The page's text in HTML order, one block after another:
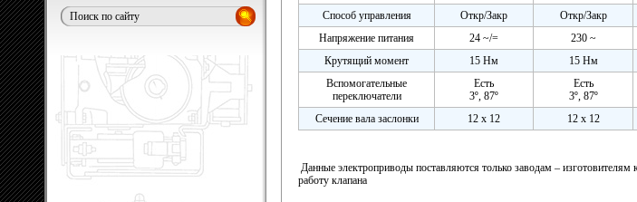
Способ управления
Откр/Закр Откр/Закр
Напряжение питания
24 ~/= 230 ~
Крутящий момент
15 Нм 15 Нм
Вспомогательные
переключатели
Есть
3º, 87º
Есть
3º, 87º
Сечение вала заслонки
12 х 12 12 х 12
Данные электроприводы поставляются только заводам –
работу клапана